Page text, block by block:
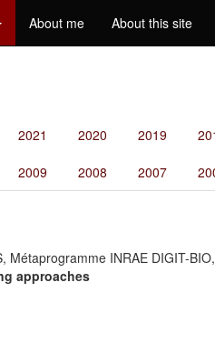
About me About this site
2021 2020 2019
2009 2008 2007
Métaprogramme INRAE DIGIT-
approaches